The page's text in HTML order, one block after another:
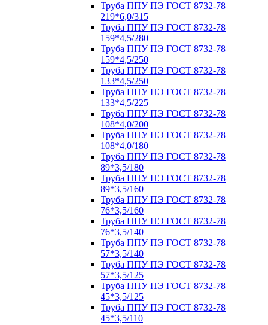
Труба ППУ ПЭ ГОСТ 8732-78
219*6,0/315
Труба ППУ ПЭ ГОСТ 8732-78
159*4,5/280
Труба ППУ ПЭ ГОСТ 8732-78
159*4,5/250
Труба ППУ ПЭ ГОСТ 8732-78
133*4,5/250
Труба ППУ ПЭ ГОСТ 8732-78
133*4,5/225
Труба ППУ ПЭ ГОСТ 8732-78
108*4,0/200
Труба ППУ ПЭ ГОСТ 8732-78
108*4,0/180
Труба ППУ ПЭ ГОСТ 8732-78
89*3,5/180
Труба ППУ ПЭ ГОСТ 8732-78
89*3,5/160
Труба ППУ ПЭ ГОСТ 8732-78
76*3,5/160
Труба ППУ ПЭ ГОСТ 8732-78
76*3,5/140
Труба ППУ ПЭ ГОСТ 8732-78
57*3,5/140
Труба ППУ ПЭ ГОСТ 8732-78
57*3,5/125
Труба ППУ ПЭ ГОСТ 8732-78
45*3,5/125
Труба ППУ ПЭ ГОСТ 8732-78
45*3,5/110